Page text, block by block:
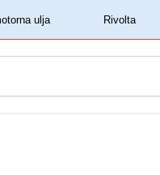
‏‏‎ ‎Rivolta‏‏‎ ‎